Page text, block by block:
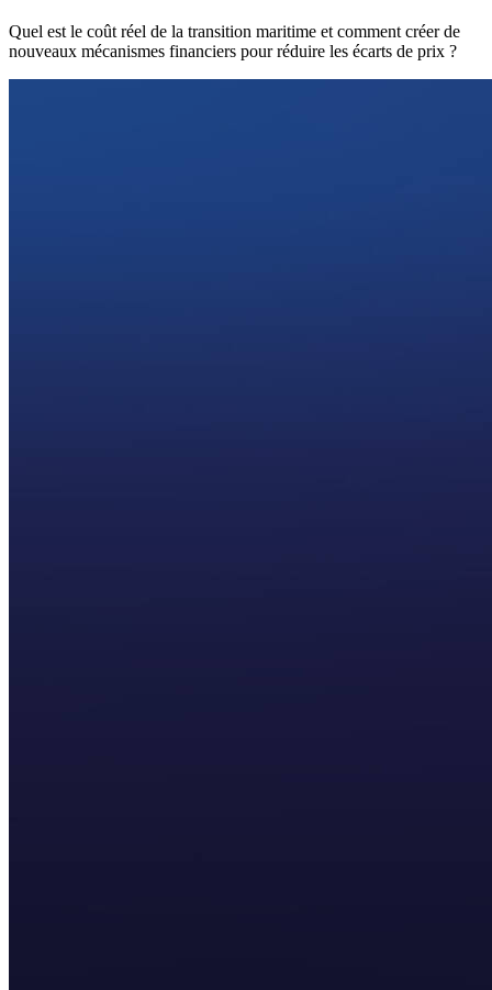
Quel est le coût réel de la transition maritime et comment créer de
nouveaux mécanismes financiers pour réduire les écarts de prix ?